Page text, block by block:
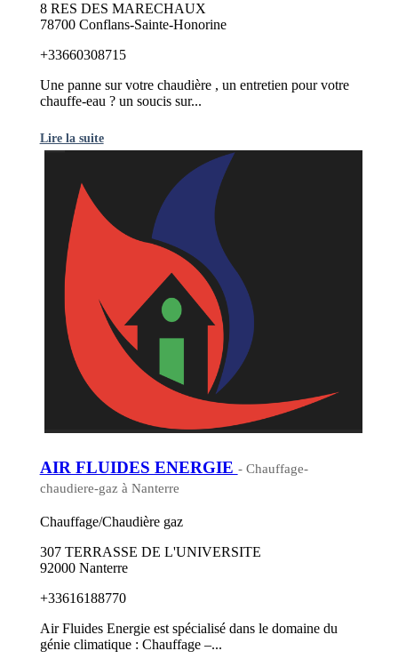
8 RES DES MARECHAUX
78700 Conflans-Sainte-Honorine
+33660308715
Une panne sur votre chaudière , un entretien pour votre
chauffe-eau ? un soucis sur...
Lire la suite
AIR FLUIDES ENERGIE - Chauffage-
chaudiere-gaz à Nanterre
Chauffage/Chaudière gaz
307 TERRASSE DE L'UNIVERSITE
92000 Nanterre
+33616188770
Air Fluides Energie est spécialisé dans le domaine du
génie climatique : Chauffage –...